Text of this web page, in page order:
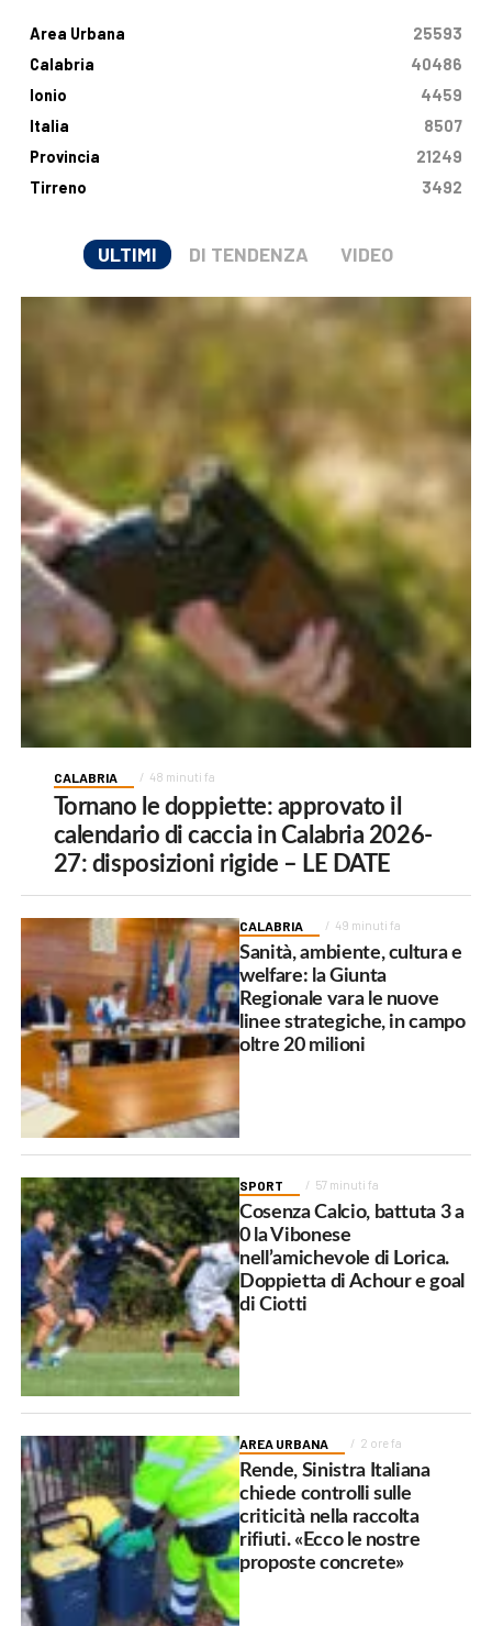
Area Urbana
25593
Calabria
40486
Ionio
4459
Italia
8507
Provincia
21249
Tirreno
3492
ULTIMI DI TENDENZA VIDEO
CALABRIA 48 minuti fa
Tornano le doppiette: approvato il
calendario di caccia in Calabria 2026-
27: disposizioni rigide – LE DATE
CALABRIA 49 minuti fa
Sanità, ambiente, cultura e
welfare: la Giunta
Regionale vara le nuove
linee strategiche, in campo
oltre 20 milioni
SPORT 57 minuti fa
Cosenza Calcio, battuta 3 a
0 la Vibonese
nell’amichevole di Lorica.
Doppietta di Achour e goal
di Ciotti
AREA URBANA 2 ore fa
Rende, Sinistra Italiana
chiede controlli sulle
criticità nella raccolta
rifiuti. «Ecco le nostre
proposte concrete»